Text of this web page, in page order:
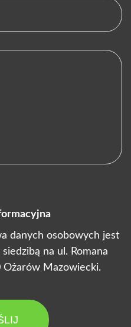
danych osobowych jest
na ul. Romana
Ożarów Mazowiecki.